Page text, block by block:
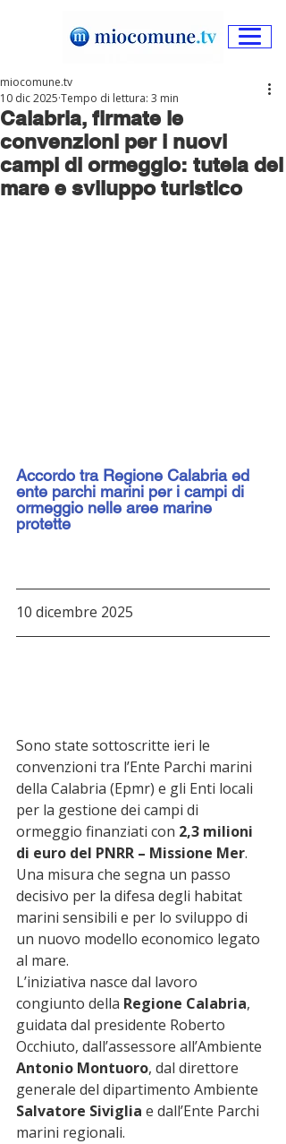
Calabria, firmate le
convenzioni per i nuovi
campi di ormeggio: tutela del
mare e sviluppo turistico
miocomune.tv
10 dic 2025 Tempo di lettura: 3 min
Accordo tra Regione Calabria ed
ente parchi marini per i campi di
ormeggio nelle aree marine
protette
10 dicembre 2025
Sono state sottoscritte ieri le
convenzioni tra l’Ente Parchi marini
della Calabria (Epmr) e gli Enti locali
per la gestione dei campi di
ormeggio finanziati con 2,3 milioni
di euro del PNRR – Missione Mer.
Una misura che segna un passo
decisivo per la difesa degli habitat
marini sensibili e per lo sviluppo di
un nuovo modello economico legato
al mare.
L’iniziativa nasce dal lavoro
congiunto della Regione Calabria,
guidata dal presidente Roberto
Occhiuto, dall’assessore all’Ambiente
Antonio Montuoro, dal direttore
generale del dipartimento Ambiente
Salvatore Siviglia e dall’Ente Parchi
marini regionali.